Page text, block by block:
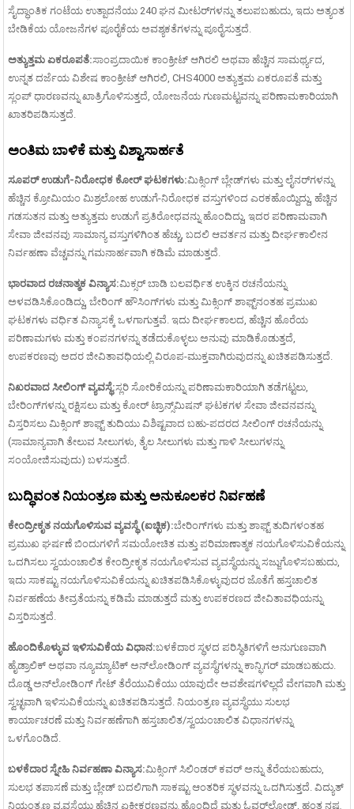
ಸೈದ್ಧಾಂತಿಕ ಗಂಟೆಯ ಉತ್ಪಾದನೆಯು 240 ಘನ ಮೀಟರ್‌ಗಳನ್ನು ತಲುಪಬಹುದು, ಇದು ಅತ್ಯಂತ
ಬೇಡಿಕೆಯ ಯೋಜನೆಗಳ ಪೂರೈಕೆಯ ಅವಶ್ಯಕತೆಗಳನ್ನು ಪೂರೈಸುತ್ತದೆ.
ಅತ್ಯುತ್ತಮ ಏಕರೂಪತೆ:ಸಾಂಪ್ರದಾಯಿಕ ಕಾಂಕ್ರೀಟ್ ಆಗಿರಲಿ ಅಥವಾ ಹೆಚ್ಚಿನ ಸಾಮರ್ಥ್ಯದ,
ಉನ್ನತ ದರ್ಜೆಯ ವಿಶೇಷ ಕಾಂಕ್ರೀಟ್ ಆಗಿರಲಿ, CHS4000 ಅತ್ಯುತ್ತಮ ಏಕರೂಪತೆ ಮತ್ತು
ಸ್ಲಂಪ್ ಧಾರಣವನ್ನು ಖಾತ್ರಿಗೊಳಿಸುತ್ತದೆ, ಯೋಜನೆಯ ಗುಣಮಟ್ಟವನ್ನು ಪರಿಣಾಮಕಾರಿಯಾಗಿ
ಖಾತರಿಪಡಿಸುತ್ತದೆ.
ಅಂತಿಮ ಬಾಳಿಕೆ ಮತ್ತು ವಿಶ್ವಾಸಾರ್ಹತೆ
ಸೂಪರ್ ಉಡುಗೆ-ನಿರೋಧಕ ಕೋರ್ ಘಟಕಗಳು:ಮಿಕ್ಸಿಂಗ್ ಬ್ಲೇಡ್‌ಗಳು ಮತ್ತು ಲೈನರ್‌ಗಳನ್ನು
ಹೆಚ್ಚಿನ ಕ್ರೋಮಿಯಂ ಮಿಶ್ರಲೋಹ ಉಡುಗೆ-ನಿರೋಧಕ ವಸ್ತುಗಳಿಂದ ಎರಕಹೊಯ್ದಿದ್ದು, ಹೆಚ್ಚಿನ
ಗಡಸುತನ ಮತ್ತು ಅತ್ಯುತ್ತಮ ಉಡುಗೆ ಪ್ರತಿರೋಧವನ್ನು ಹೊಂದಿದ್ದು, ಇದರ ಪರಿಣಾಮವಾಗಿ
ಸೇವಾ ಜೀವನವು ಸಾಮಾನ್ಯ ವಸ್ತುಗಳಿಗಿಂತ ಹೆಚ್ಚು, ಬದಲಿ ಆವರ್ತನ ಮತ್ತು ದೀರ್ಘಕಾಲೀನ
ನಿರ್ವಹಣಾ ವೆಚ್ಚವನ್ನು ಗಮನಾರ್ಹವಾಗಿ ಕಡಿಮೆ ಮಾಡುತ್ತದೆ.
ಭಾರವಾದ ರಚನಾತ್ಮಕ ವಿನ್ಯಾಸ:ಮಿಕ್ಸರ್ ಬಾಡಿ ಬಲವರ್ಧಿತ ಉಕ್ಕಿನ ರಚನೆಯನ್ನು
ಅಳವಡಿಸಿಕೊಂಡಿದ್ದು, ಬೇರಿಂಗ್ ಹೌಸಿಂಗ್‌ಗಳು ಮತ್ತು ಮಿಕ್ಸಿಂಗ್ ಶಾಫ್ಟ್‌ನಂತಹ ಪ್ರಮುಖ
ಘಟಕಗಳು ವರ್ಧಿತ ವಿನ್ಯಾಸಕ್ಕೆ ಒಳಗಾಗುತ್ತವೆ. ಇದು ದೀರ್ಘಕಾಲದ, ಹೆಚ್ಚಿನ ಹೊರೆಯ
ಪರಿಣಾಮಗಳು ಮತ್ತು ಕಂಪನಗಳನ್ನು ತಡೆದುಕೊಳ್ಳಲು ಅನುವು ಮಾಡಿಕೊಡುತ್ತದೆ,
ಉಪಕರಣವು ಅದರ ಜೀವಿತಾವಧಿಯಲ್ಲಿ ವಿರೂಪ-ಮುಕ್ತವಾಗಿರುವುದನ್ನು ಖಚಿತಪಡಿಸುತ್ತದೆ.
ನಿಖರವಾದ ಸೀಲಿಂಗ್ ವ್ಯವಸ್ಥೆ:ಸ್ಲರಿ ಸೋರಿಕೆಯನ್ನು ಪರಿಣಾಮಕಾರಿಯಾಗಿ ತಡೆಗಟ್ಟಲು,
ಬೇರಿಂಗ್‌ಗಳನ್ನು ರಕ್ಷಿಸಲು ಮತ್ತು ಕೋರ್ ಟ್ರಾನ್ಸ್‌ಮಿಷನ್ ಘಟಕಗಳ ಸೇವಾ ಜೀವನವನ್ನು
ವಿಸ್ತರಿಸಲು ಮಿಕ್ಸಿಂಗ್ ಶಾಫ್ಟ್ ತುದಿಯು ವಿಶಿಷ್ಟವಾದ ಬಹು-ಪದರದ ಸೀಲಿಂಗ್ ರಚನೆಯನ್ನು
(ಸಾಮಾನ್ಯವಾಗಿ ತೇಲುವ ಸೀಲುಗಳು, ತೈಲ ಸೀಲುಗಳು ಮತ್ತು ಗಾಳಿ ಸೀಲುಗಳನ್ನು
ಸಂಯೋಜಿಸುವುದು) ಬಳಸುತ್ತದೆ.
ಬುದ್ಧಿವಂತ ನಿಯಂತ್ರಣ ಮತ್ತು ಅನುಕೂಲಕರ ನಿರ್ವಹಣೆ
ಕೇಂದ್ರೀಕೃತ ನಯಗೊಳಿಸುವ ವ್ಯವಸ್ಥೆ (ಐಚ್ಛಿಕ):ಬೇರಿಂಗ್‌ಗಳು ಮತ್ತು ಶಾಫ್ಟ್ ತುದಿಗಳಂತಹ
ಪ್ರಮುಖ ಘರ್ಷಣೆ ಬಿಂದುಗಳಿಗೆ ಸಮಯೋಚಿತ ಮತ್ತು ಪರಿಮಾಣಾತ್ಮಕ ನಯಗೊಳಿಸುವಿಕೆಯನ್ನು
ಒದಗಿಸಲು ಸ್ವಯಂಚಾಲಿತ ಕೇಂದ್ರೀಕೃತ ನಯಗೊಳಿಸುವ ವ್ಯವಸ್ಥೆಯನ್ನು ಸಜ್ಜುಗೊಳಿಸಬಹುದು,
ಇದು ಸಾಕಷ್ಟು ನಯಗೊಳಿಸುವಿಕೆಯನ್ನು ಖಚಿತಪಡಿಸಿಕೊಳ್ಳುವುದರ ಜೊತೆಗೆ ಹಸ್ತಚಾಲಿತ
ನಿರ್ವಹಣೆಯ ತೀವ್ರತೆಯನ್ನು ಕಡಿಮೆ ಮಾಡುತ್ತದೆ ಮತ್ತು ಉಪಕರಣದ ಜೀವಿತಾವಧಿಯನ್ನು
ವಿಸ್ತರಿಸುತ್ತದೆ.
ಹೊಂದಿಕೊಳ್ಳುವ ಇಳಿಸುವಿಕೆಯ ವಿಧಾನ:ಬಳಕೆದಾರ ಸ್ಥಳದ ಪರಿಸ್ಥಿತಿಗಳಿಗೆ ಅನುಗುಣವಾಗಿ
ಹೈಡ್ರಾಲಿಕ್ ಅಥವಾ ನ್ಯೂಮ್ಯಾಟಿಕ್ ಅನ್‌ಲೋಡಿಂಗ್ ವ್ಯವಸ್ಥೆಗಳನ್ನು ಕಾನ್ಫಿಗರ್ ಮಾಡಬಹುದು.
ದೊಡ್ಡ ಅನ್‌ಲೋಡಿಂಗ್ ಗೇಟ್ ತೆರೆಯುವಿಕೆಯು ಯಾವುದೇ ಅವಶೇಷಗಳಿಲ್ಲದೆ ವೇಗವಾಗಿ ಮತ್ತು
ಸ್ವಚ್ಛವಾಗಿ ಇಳಿಸುವಿಕೆಯನ್ನು ಖಚಿತಪಡಿಸುತ್ತದೆ. ನಿಯಂತ್ರಣ ವ್ಯವಸ್ಥೆಯು ಸುಲಭ
ಕಾರ್ಯಾಚರಣೆ ಮತ್ತು ನಿರ್ವಹಣೆಗಾಗಿ ಹಸ್ತಚಾಲಿತ/ಸ್ವಯಂಚಾಲಿತ ವಿಧಾನಗಳನ್ನು
ಒಳಗೊಂಡಿದೆ.
ಬಳಕೆದಾರ ಸ್ನೇಹಿ ನಿರ್ವಹಣಾ ವಿನ್ಯಾಸ:ಮಿಕ್ಸಿಂಗ್ ಸಿಲಿಂಡರ್ ಕವರ್ ಅನ್ನು ತೆರೆಯಬಹುದು,
ಸುಲಭ ತಪಾಸಣೆ ಮತ್ತು ಬ್ಲೇಡ್ ಬದಲಿಗಾಗಿ ಸಾಕಷ್ಟು ಆಂತರಿಕ ಸ್ಥಳವನ್ನು ಒದಗಿಸುತ್ತದೆ. ವಿದ್ಯುತ್
ನಿಯಂತ್ರಣ ವ್ಯವಸ್ಥೆಯು ಹೆಚ್ಚಿನ ಏಕೀಕರಣವನ್ನು ಹೊಂದಿದೆ ಮತ್ತು ಓವರ್‌ಲೋಡ್, ಹಂತ ನಷ್ಟ